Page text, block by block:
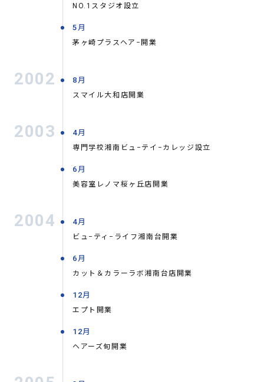
NO.1スタジオ設立
5月
茅ヶ崎プラスヘア−開業
2002 8月
スマイル大和店開業
2003 4月
専門学校湘南ビュ−テイ−カレッジ設立
6月
美容室レノマ桜ヶ丘店開業
2004 4月
ビュ−ティ−ライフ湘南台開業
6月
カット＆カラーラボ湘南台店開業
12月
エプト開業
12月
ヘアーズ旬開業